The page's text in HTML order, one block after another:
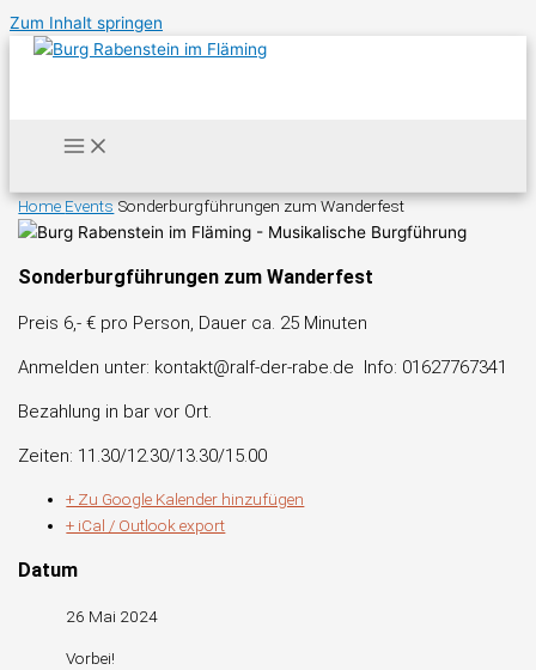
Zum Inhalt springen
HomeEvents Sonderburgführungen zum Wanderfest
Sonderburgführungen zum Wanderfest
Preis 6,- € pro Person, Dauer ca. 25 Minuten
Anmelden unter: kontakt@ralf-der-rabe.de Info: 01627767341
Bezahlung in bar vor Ort.
Zeiten: 11.30/12.30/13.30/15.00
+ Zu Google Kalender hinzufügen
+ iCal / Outlook export
Datum
26 Mai 2024
Vorbei!